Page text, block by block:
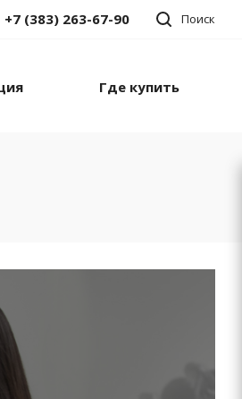
Поиск
+7 (383) 263-67-90
Где купить